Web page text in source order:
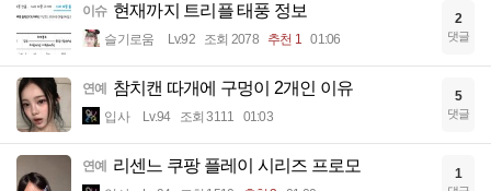
이슈 현재까지 트리플 태풍 정보
슬기로움 Lv.92 조회 2078 추천 1 01:06
2
댓글
연예 참치캔 따개에 구멍이 2개인 이유
입사 Lv.94 조회 3111 01:03
5
댓글
연예 리센느 쿠팡 플레이 시리즈 프로모 1